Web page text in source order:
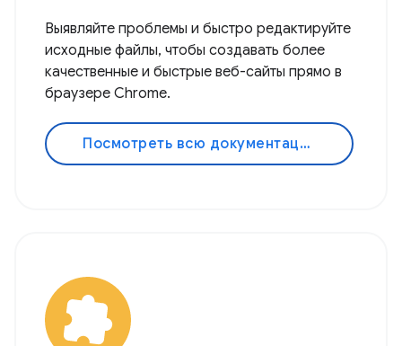
Выявляйте проблемы и быстро редактируйте
исходные файлы, чтобы создавать более
качественные и быстрые веб-сайты прямо в
браузере Chrome.
Посмотреть всю документацию